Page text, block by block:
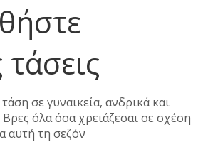
τάσεις
σε γυναικεία, ανδρικά και
όλα όσα χρειάζεσαι σε σχέση
αυτή τη σεζόν